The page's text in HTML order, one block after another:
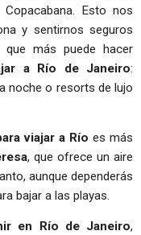
Esto nos
y sentirnos seguros
más puede hacer
a Río de Janeiro:
noche o resorts de lujo
viajar a Río es más
, que ofrece un aire
aunque dependerás
bajar a las playas.
en Río de Janeiro,